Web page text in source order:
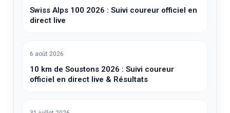
Swiss Alps 100 2026 : Suivi coureur officiel en
direct live
6 août 2026
10 km de Soustons 2026 : Suivi coureur
officiel en direct live & Résultats